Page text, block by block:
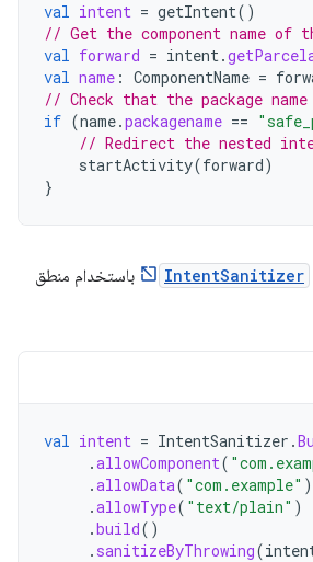
val intent = getIntent()
// Get the component name of
val forward = intent.
val name : ComponentName =
// Check that the package
if (name.packagename ==
// Redirect the nested
startActivity(forward)
}
IntentSanitizer
باستخدام منطق
val intent = IntentSanitizer .
.allowComponent(
.allowData( "com.example" )
.allowType( "text/plain" )
.build()
. sanitizeByThrowing(